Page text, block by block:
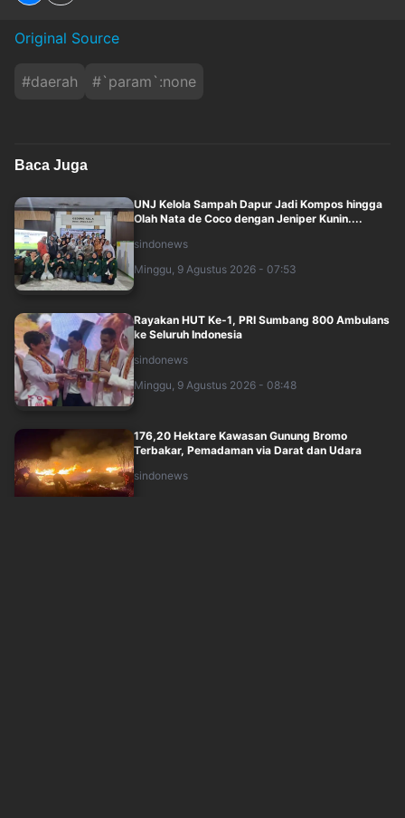
Original Source
#daerah #`param`:none
Baca Juga
UNJ Kelola Sampah Dapur Jadi Kompos hingga
Olah Nata de Coco dengan Jeniper Kunin....
sindonews
Minggu, 9 Agustus 2026 - 07:53
Rayakan HUT Ke-1, PRI Sumbang 800 Ambulans
ke Seluruh Indonesia
sindonews
Minggu, 9 Agustus 2026 - 08:48
176,20 Hektare Kawasan Gunung Bromo
Terbakar, Pemadaman via Darat dan Udara
sindonews
Minggu, 9 Agustus 2026 - 06:33